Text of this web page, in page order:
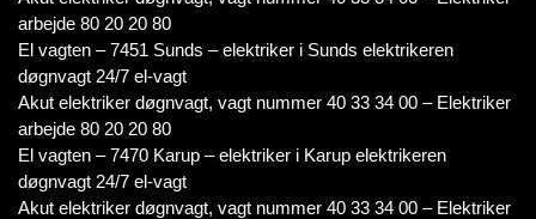
arbejde 80 20 20 80
El vagten – 7451 Sunds – elektriker i Sunds elektrikeren
døgnvagt 24/7 el-vagt
Akut elektriker døgnvagt, vagt nummer 40 33 34 00 – Elektriker
arbejde 80 20 20 80
El vagten – 7470 Karup – elektriker i Karup elektrikeren
døgnvagt 24/7 el-vagt
Akut elektriker døgnvagt, vagt nummer 40 33 34 00 – Elektriker